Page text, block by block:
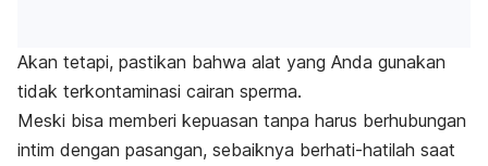
Akan tetapi, pastikan bahwa alat yang Anda gunakan
tidak terkontaminasi cairan sperma.
Meski bisa memberi kepuasan tanpa harus berhubungan
intim dengan pasangan, sebaiknya berhati-hatilah saat